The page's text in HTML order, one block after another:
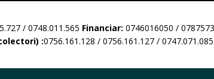
/ 0748.011.565 Financiar: 0746016050 /
:0756.161.128 / 0756.161.127 / 0747.071.085